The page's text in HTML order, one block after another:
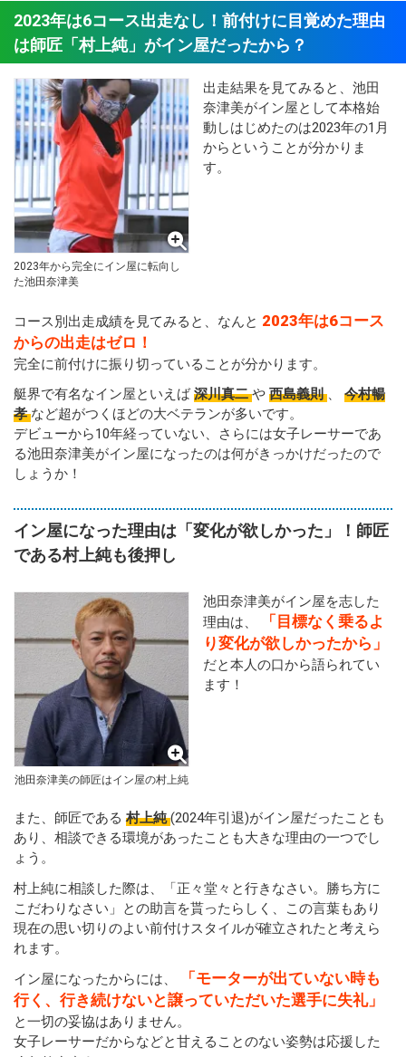
2023年は6コース出走なし！前付けに目覚めた理由
は師匠「村上純」がイン屋だったから？
2023年から完全にイン屋に転向し
た池田奈津美
出走結果を見てみると、池田
奈津美がイン屋として本格始
動しはじめたのは2023年の1月
からということが分かりま
す。
コース別出走成績を見てみると、なんと 2023年は6コース
からの出走はゼロ！
完全に前付けに振り切っていることが分かります。
艇界で有名なイン屋といえば深川真二や 西島義則、 今村暢
孝など超がつくほどの大ベテランが多いです。
デビューから10年経っていない、さらには女子レーサーであ
る池田奈津美がイン屋になったのは何がきっかけだったので
しょうか！
イン屋になった理由は「変化が欲しかった」！師匠
である村上純も後押し
池田奈津美の師匠はイン屋の村上純
池田奈津美がイン屋を志した
理由は、
「目標なく乗るよ
り変化が欲しかったから」
だと本人の口から語られてい
ます！
また、師匠である 村上純(2024年引退)がイン屋だったことも
あり、相談できる環境があったことも大きな理由の一つでし
ょう。
村上純に相談した際は、「正々堂々と行きなさい。勝ち方に
こだわりなさい」との助言を貰ったらしく、この言葉もあり
現在の思い切りのよい前付けスタイルが確立されたと考えら
れます。
イン屋になったからには、
「モーターが出ていない時も
行く、行き続けないと譲っていただいた選手に失礼」
と一切の妥協はありません。
女子レーサーだからなどと甘えることのない姿勢は応援した